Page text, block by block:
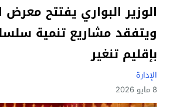
الوزير البواري يفتتح
ويتفقد مشاريع تنمية
بإقليم تنغير
الإدارة
8 مايو 2026